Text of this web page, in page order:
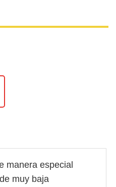
manera especial
muy baja